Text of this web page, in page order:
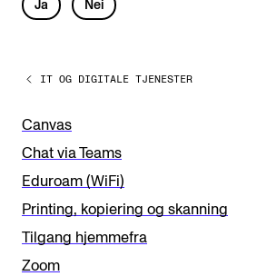
L
v
e
t
h
i
s
f
Ja Nei
IT OG DIGITALE TJENESTER
Canvas
Chat via Teams
Eduroam (WiFi)
Printing, kopiering og skanning
Tilgang hjemmefra
Zoom